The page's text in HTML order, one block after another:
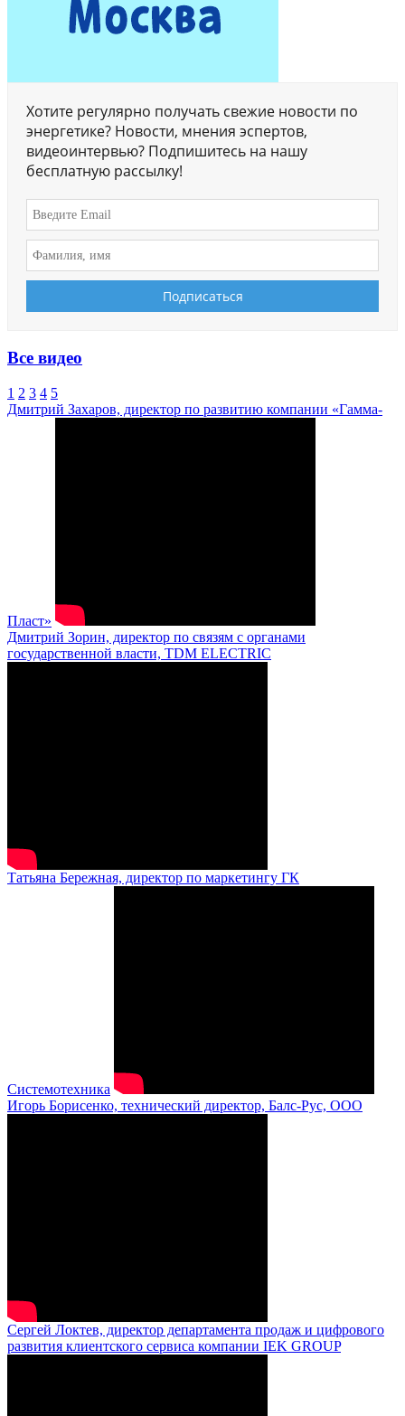
Хотите регулярно получать свежие новости по
энергетике? Новости, мнения эспертов,
видеоинтервью? Подпишитесь на нашу
бесплатную рассылку!
Все видео
1 2 3 4 5
Дмитрий Захаров, директор по развитию компании «Гамма-
Пласт»
Дмитрий Зорин, директор по связям с органами
государственной власти, TDM ELECTRIC
Татьяна Бережная, директор по маркетингу ГК
Системотехника
Игорь Борисенко, технический директор, Балс-Рус, ООО
Сергей Локтев, директор департамента продаж и цифрового
развития клиентского сервиса компании IEK GROUP